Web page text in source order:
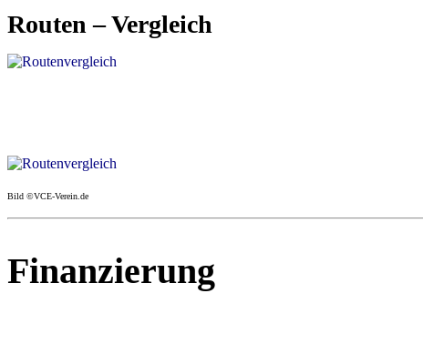
Routen – Vergleich
Bild ©VCE-Verein.de
Finanzierung